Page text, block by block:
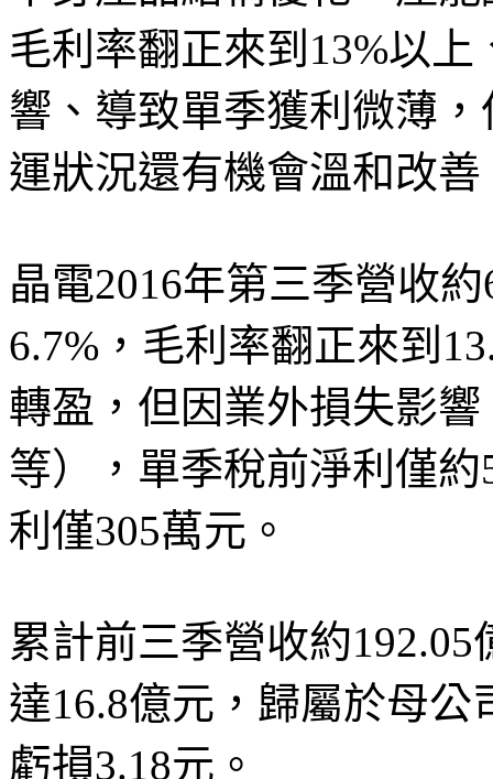
毛利率翻正來到13%以
響、導致單季獲利微薄
運狀況還有機會溫和改善
晶電2016年第三季營收
6.7%，毛利率翻正來到
轉盈，但因業外損失影
等），單季稅前淨利僅
利僅305萬元。
累計前三季營收約
達16.8億元，歸屬於母公
虧損3.18元。